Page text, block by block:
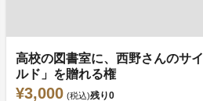
高校の図書室に、西野さんのサ
ルド」を贈れる権
¥3,000 (税込)残り0